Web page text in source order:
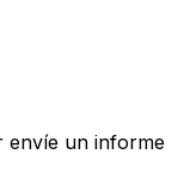
envíe un informe